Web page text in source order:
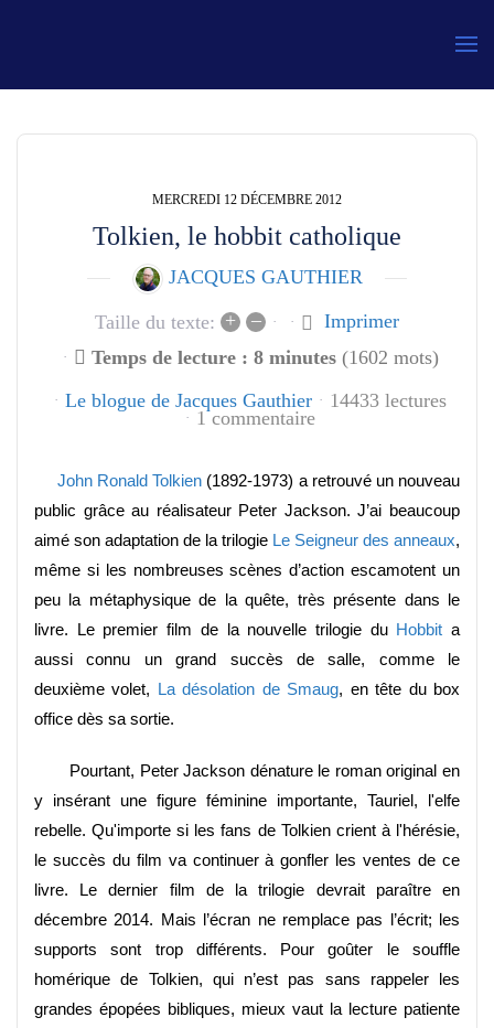
MERCREDI 12 DÉCEMBRE 2012
Tolkien, le hobbit catholique
JACQUES GAUTHIER
Taille du texte: + –
Imprimer
Temps de lecture : 8 minutes (1602 mots)
Le blogue de Jacques Gauthier
14433 lectures
1 commentaire
John Ronald Tolkien (1892-1973) a retrouvé un nouveau
public grâce au réalisateur Peter Jackson. J’ai beaucoup
aimé son adaptation de la trilogie Le Seigneur des anneaux,
même si les nombreuses scènes d’action escamotent un
peu la métaphysique de la quête, très présente dans le
livre. Le premier film de la nouvelle trilogie duHobbit a
aussi connu un grand succès de salle, comme le
deuxième volet,
La désolation de Smaug, en tête du box
office dès sa sortie.
Pourtant, Peter Jackson dénature le roman original en
y insérant une figure féminine importante, Tauriel, l'elfe
rebelle. Qu'importe si les fans de Tolkien crient à l'hérésie,
le succès du film va continuer à gonfler les ventes de ce
livre. Le dernier film de la trilogie devrait paraître en
décembre 2014. Mais l’écran ne remplace pas l’écrit; les
supports sont trop différents. Pour goûter le souffle
homérique de Tolkien, qui n’est pas sans rappeler les
grandes épopées bibliques, mieux vaut la lecture patiente